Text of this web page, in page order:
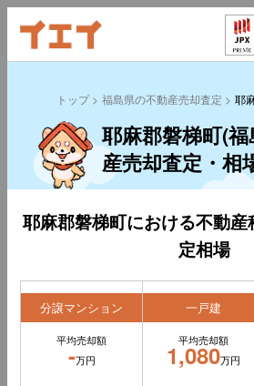
トップ 福島県の不動産売却査定 耶
耶麻郡磐梯町(
産売却査定・相
耶麻郡磐梯町における不動
定相場
分譲マンション
平均売却額
-万円
一戸建
平均売却額
1,080万円